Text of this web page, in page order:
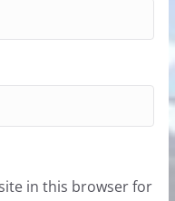
in this browser for